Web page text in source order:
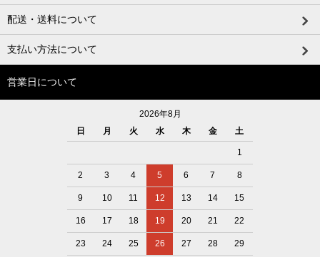
配送・送料について
支払い方法について
営業日について
2026年8月
日
月 火 水 木 金 土
1
2 3 4 5 6 7 8
9 10 11 12 13 14 15
16 17 18 19 20 21 22
23 24 25 26 27 28 29